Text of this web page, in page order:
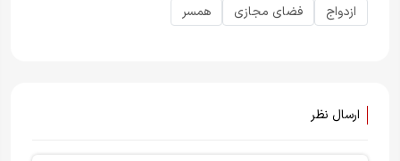
ازدواج فضای مجازی همسر
ارسال نظر